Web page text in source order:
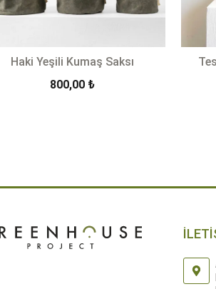
Haki Yeşili Kumaş Saksı
800,00 ₺